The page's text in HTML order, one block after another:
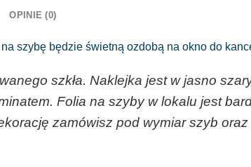
OPINIE (0)
szybę będzie świetną ozdobą na okno do
szkła. Naklejka jest w jasno
Folia na szyby w lokalu jest
zamówisz pod wymiar szyb